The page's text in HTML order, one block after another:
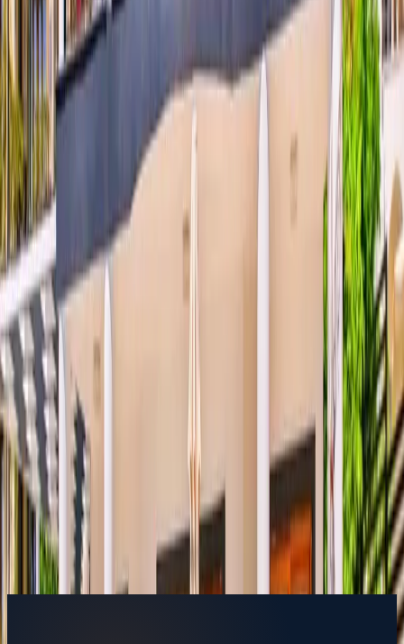
Yetişkin
Konaklama Kuralı
Minimum 4gece
Rezerve Et
Hızlı İletişim
+90(242) 844-3312
+90(541) 844-3312
info@tatilvillasi.com.tr
Başlangıç Fiyatı
₺11.290/geceden
başlayan fiyatlarla
Resmi Belge
Kültür ve Turizm Bakanlığı
Belge No:
07-1911
Giriş - Çıkış Tarihi Tarih aralığı seçin
Yetişkin Sayısı
Çocuk Sayısı
Rezerve Et